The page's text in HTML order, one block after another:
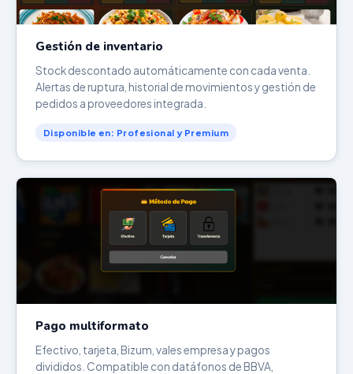
Gestión de inventario
Stock descontado automáticamente con cada venta.
Alertas de ruptura, historial de movimientos y gestión de
pedidos a proveedores integrada.
Disponible en: Profesional y Premium
Pago multiformato
Efectivo, tarjeta, Bizum, vales empresa y pagos
divididos. Compatible con datáfonos de BBVA,